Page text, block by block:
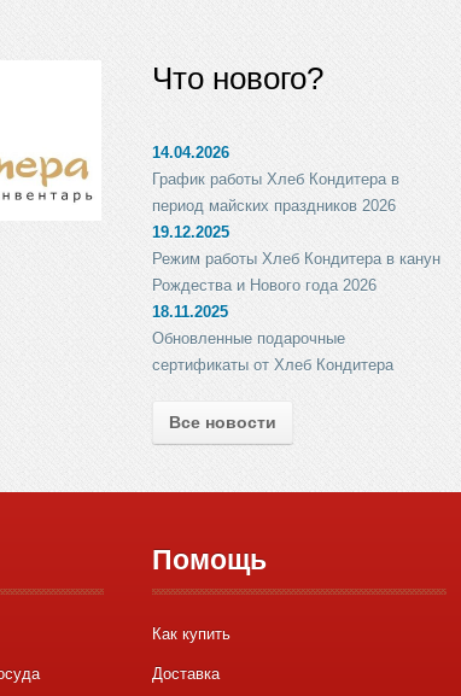
Что нового?
14.04.2026
График работы Хлеб Кондитера в
период майских праздников 2026
19.12.2025
Режим работы Хлеб Кондитера в канун
Рождества и Нового года 2026
18.11.2025
Обновленные подарочные
сертификаты от Хлеб Кондитера
Все новости
Помощь
Как купить
Доставка